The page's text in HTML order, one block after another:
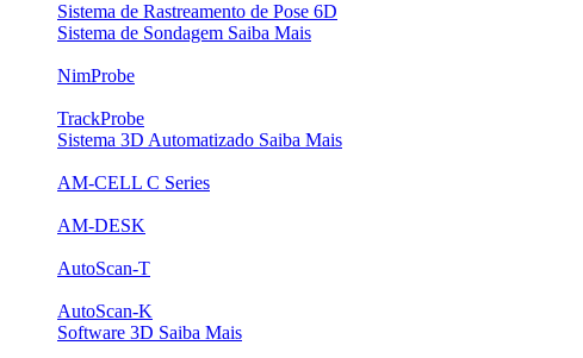
Sistema de Rastreamento de Pose 6D
Sistema de Sondagem Saiba Mais
NimProbe
TrackProbe
Sistema 3D Automatizado Saiba Mais
AM-CELL C Series
AM-DESK
AutoScan-T
AutoScan-K
Software 3D Saiba Mais